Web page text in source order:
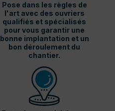
Pose dans les règles de
l'art avec des ouvriers
qualifiés et spécialisés
pour vous garantir une
bonne implantation et un
bon déroulement du
chantier.